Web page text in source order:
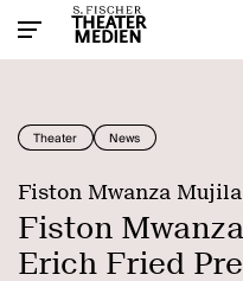
Theater News
Fiston Mwanza Mujila
Fiston
Erich Fried